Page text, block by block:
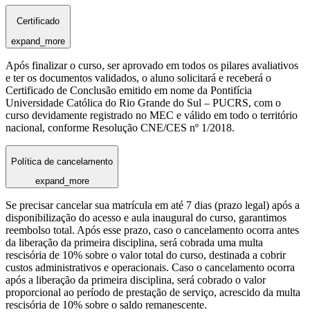
Certificado
expand_more
Após finalizar o curso, ser aprovado em todos os pilares avaliativos
e ter os documentos validados, o aluno solicitará e receberá o
Certificado de Conclusão emitido em nome da Pontifícia
Universidade Católica do Rio Grande do Sul – PUCRS, com o
curso devidamente registrado no MEC e válido em todo o território
nacional, conforme Resolução CNE/CES nº 1/2018.
Política de cancelamento
expand_more
Se precisar cancelar sua matrícula em até 7 dias (prazo legal) após a
disponibilização do acesso e aula inaugural do curso, garantimos
reembolso total. Após esse prazo, caso o cancelamento ocorra antes
da liberação da primeira disciplina, será cobrada uma multa
rescisória de 10% sobre o valor total do curso, destinada a cobrir
custos administrativos e operacionais. Caso o cancelamento ocorra
após a liberação da primeira disciplina, será cobrado o valor
proporcional ao período de prestação de serviço, acrescido da multa
rescisória de 10% sobre o saldo remanescente.